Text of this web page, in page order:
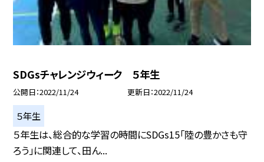
SDGsチャレンジウィーク ５年生
公開日 2022/11/24 更新日 2022/11/24
５年生
５年生は、総合的な学習の時間にSDGs15「陸の豊かさも守
ろう」に関連して、田ん...